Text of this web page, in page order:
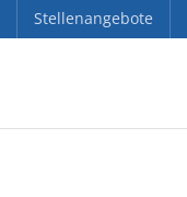
Stellenangebote